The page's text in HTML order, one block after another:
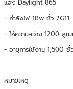
แสง Daylight 865
- กำลังไฟ 18w ขั้ว 2G11
- ให้ความสว่าง 1200 ลูเ
- อายุการใช้งาน 1,500 ชั่
หมายเหตุ: